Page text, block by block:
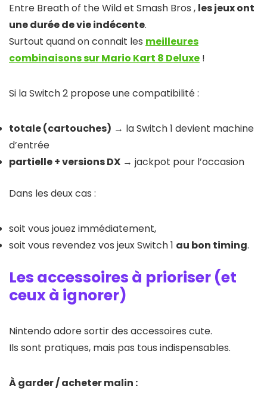
Entre Breath of the Wild et Smash Bros , les jeux ont
une durée de vie indécente.
Surtout quand on connait les meilleures
combinaisons sur Mario Kart 8 Deluxe !
Si la Switch 2 propose une compatibilité :
totale (cartouches) → la Switch 1 devient machine
d’entrée
partielle + versions DX → jackpot pour l’occasion
Dans les deux cas :
soit vous jouez immédiatement,
soit vous revendez vos jeux Switch 1 au bon timing.
Les accessoires à prioriser (et
ceux à ignorer)
Nintendo adore sortir des accessoires cute.
Ils sont pratiques, mais pas tous indispensables.
À garder / acheter malin :